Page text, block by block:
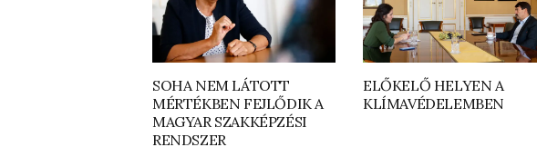
SOHA NEM LÁTOTT
MÉRTÉKBEN FEJLŐDIK A
MAGYAR SZAKKÉPZÉSI
RENDSZER
ELŐKELŐ HELYEN A
KLÍMAVÉDELEMBEN